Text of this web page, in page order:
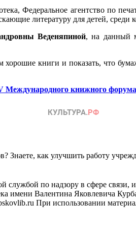
Федеральное агентство
литературу для детей,
Веденяпиной, на данный
книги и показать, что
Международного книжного форума
как улучшить работу
по надзору в сфере
имени Валентина Яковлевича
При использовании